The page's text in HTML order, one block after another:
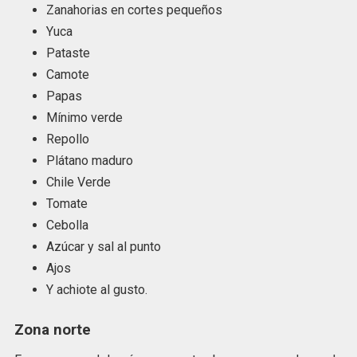
Zanahorias en cortes pequeños
Yuca
Pataste
Camote
Papas
Mínimo verde
Repollo
Plátano maduro
Chile Verde
Tomate
Cebolla
Azúcar y sal al punto
Ajos
Y achiote al gusto.
Zona norte